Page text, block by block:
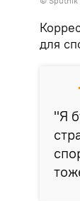
для
"Я